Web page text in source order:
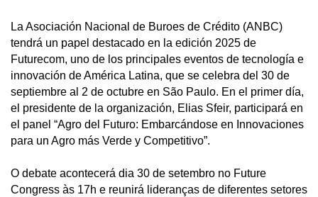
La Asociación Nacional de Buroes de Crédito (ANBC)
tendrá un papel destacado en la edición 2025 de
Futurecom, uno de los principales eventos de tecnología e
innovación de América Latina, que se celebra del 30 de
septiembre al 2 de octubre en São Paulo. En el primer día,
el presidente de la organización, Elias Sfeir, participará en
el panel “Agro del Futuro: Embarcándose en Innovaciones
para un Agro más Verde y Competitivo”.
O debate acontecerá dia 30 de setembro no Future
Congress às 17h e reunirá lideranças de diferentes setores